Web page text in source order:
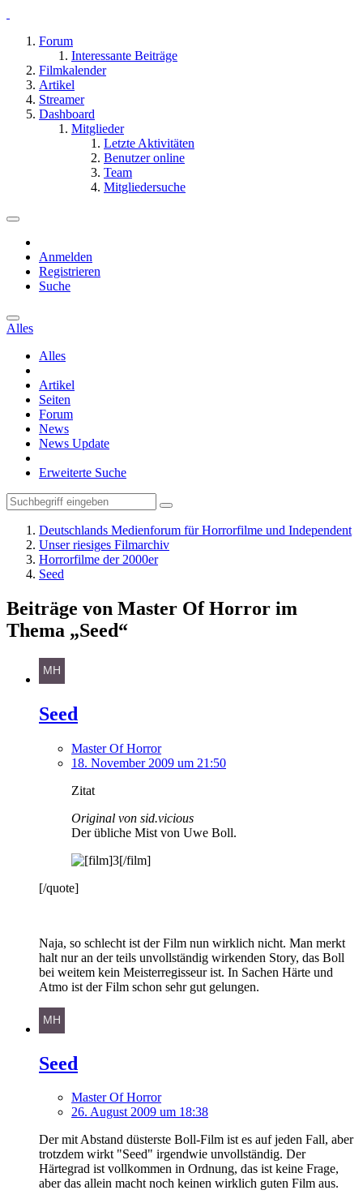
Forum
Interessante Beiträge
Filmkalender
Artikel
Streamer
Dashboard
Mitglieder
Letzte Aktivitäten
Benutzer online
Team
Mitgliedersuche
Anmelden
Registrieren
Suche
Alles
Alles
Artikel
Seiten
Forum
News
News Update
Erweiterte Suche
Deutschlands Medienforum für Horrorfilme und Independent
Unser riesiges Filmarchiv
Horrorfilme der 2000er
Seed
Beiträge von Master Of Horror im
Thema „Seed“
Seed
Master Of Horror
18. November 2009 um 21:50
Zitat
Original von sid.vicious
Der übliche Mist von Uwe Boll.
[/quote]
Naja, so schlecht ist der Film nun wirklich nicht. Man merkt
halt nur an der teils unvollständig wirkenden Story, das Boll
bei weitem kein Meisterregisseur ist. In Sachen Härte und
Atmo ist der Film schon sehr gut gelungen.
Seed
Master Of Horror
26. August 2009 um 18:38
Der mit Abstand düsterste Boll-Film ist es auf jeden Fall, aber
trotzdem wirkt "Seed" irgendwie unvollständig. Der
Härtegrad ist vollkommen in Ordnung, das ist keine Frage,
aber das allein macht noch keinen wirklich guten Film aus.